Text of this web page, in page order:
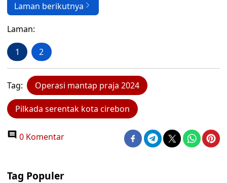
Laman berikutnya
Laman:
1 2
Tag: Operasi mantap praja 2024
Pilkada serentak kota cirebon
0 Komentar
Tag Populer